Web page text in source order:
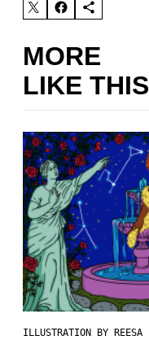
MORE
LIKE THIS
ILLUSTRATION BY REESA